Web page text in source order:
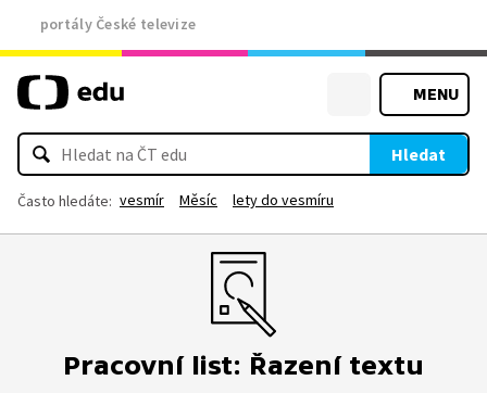
portály České televize
MENU
Hledat
Často hledáte: vesmír Měsíc lety do vesmíru
Pracovní list: Řazení textu